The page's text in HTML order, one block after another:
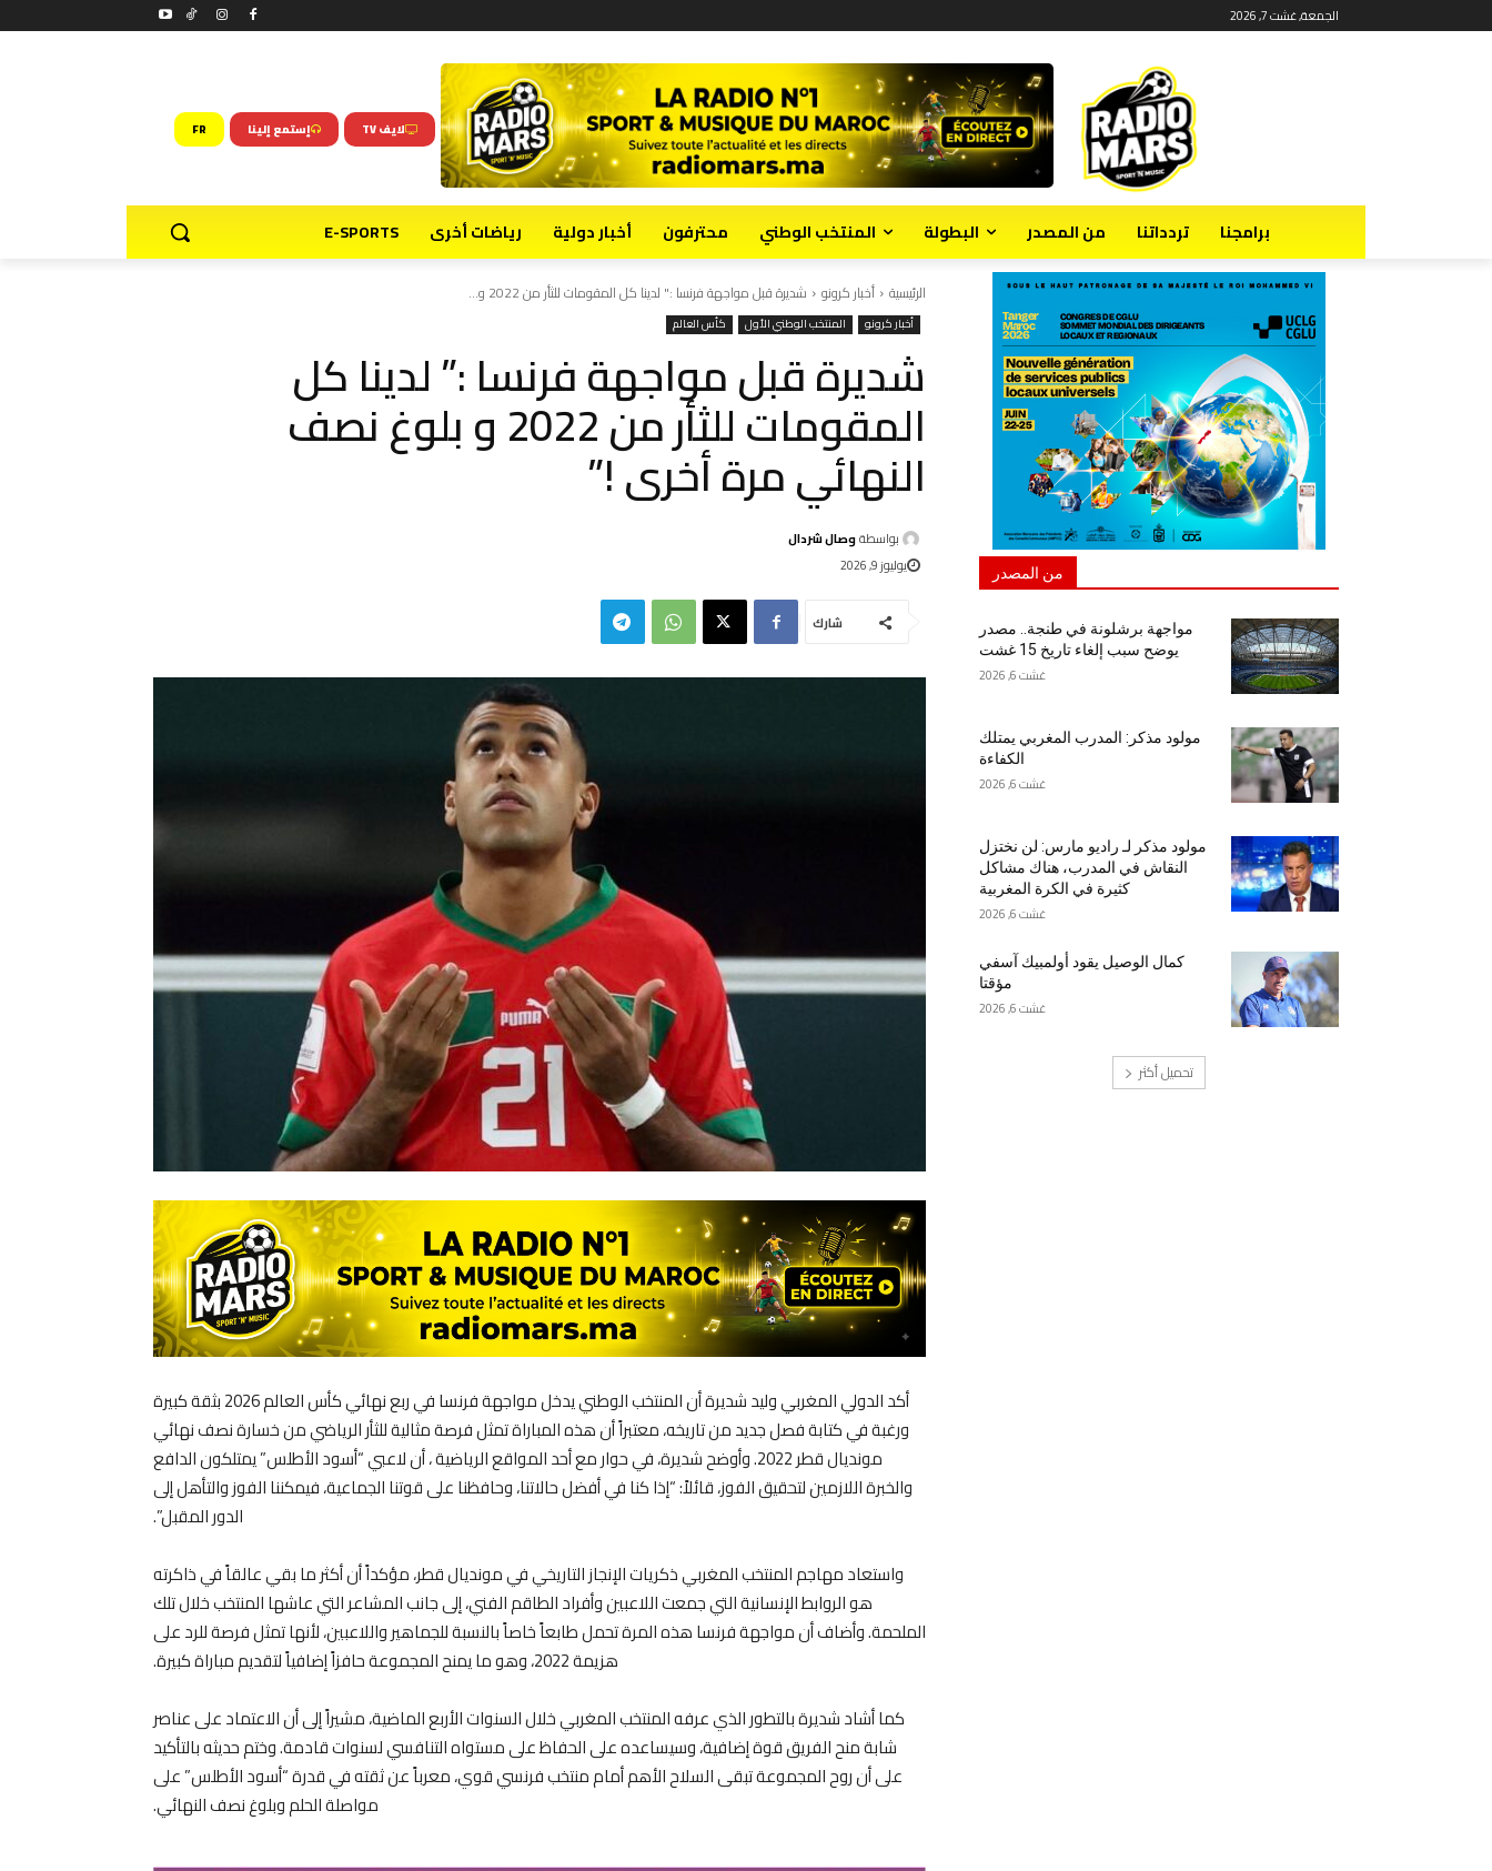
الجمعة, غشت 7, 2026
لايف TV إستمع إلينا FR
برامجنا تردداتنا من المصدر البطولة المنتخب الوطني محترفون أخبار دولية رياضات أخرى E-SPORTS
الرئيسية أخبار كرونو شديرة قبل مواجهة فرنسا :" لدينا كل المقومات للثأر من 2022 و...
أخبار كرونو المنتخب الوطني الأول كأس العالم
شديرة قبل مواجهة فرنسا :” لدينا كل
المقومات للثأر من 2022 و بلوغ نصف
النهائي مرة أخرى !”
بواسطةوصال شردال
يوليوز 9, 2026
شارك
أكد الدولي المغربي وليد شديرة أن المنتخب الوطني يدخل مواجهة فرنسا في ربع نهائي كأس العالم 2026 بثقة كبيرة
ورغبة في كتابة فصل جديد من تاريخه، معتبراً أن هذه المباراة تمثل فرصة مثالية للثأر الرياضي من خسارة نصف نهائي
مونديال قطر 2022. وأوضح شديرة، في حوار مع أحد المواقع الرياضية ، أن لاعبي “أسود الأطلس” يمتلكون الدافع
والخبرة اللازمين لتحقيق الفوز، قائلاً: “إذا كنا في أفضل حالاتنا، وحافظنا على قوتنا الجماعية، فيمكننا الفوز والتأهل إلى
الدور المقبل”.
واستعاد مهاجم المنتخب المغربي ذكريات الإنجاز التاريخي في مونديال قطر، مؤكداً أن أكثر ما بقي عالقاً في ذاكرته
هو الروابط الإنسانية التي جمعت اللاعبين وأفراد الطاقم الفني، إلى جانب المشاعر التي عاشها المنتخب خلال تلك
الملحمة. وأضاف أن مواجهة فرنسا هذه المرة تحمل طابعاً خاصاً بالنسبة للجماهير واللاعبين، لأنها تمثل فرصة للرد على
هزيمة 2022، وهو ما يمنح المجموعة حافزاً إضافياً لتقديم مباراة كبيرة.
كما أشاد شديرة بالتطور الذي عرفه المنتخب المغربي خلال السنوات الأربع الماضية، مشيراً إلى أن الاعتماد على عناصر
شابة منح الفريق قوة إضافية، وسيساعده على الحفاظ على مستواه التنافسي لسنوات قادمة. وختم حديثه بالتأكيد
على أن روح المجموعة تبقى السلاح الأهم أمام منتخب فرنسي قوي، معرباً عن ثقته في قدرة “أسود الأطلس” على
مواصلة الحلم وبلوغ نصف النهائي.
من المصدر
مواجهة برشلونة في طنجة.. مصدر
يوضح سبب إلغاء تاريخ 15 غشت
غشت 6, 2026
مولود مذكر: المدرب المغربي يمتلك
الكفاءة
غشت 6, 2026
مولود مذكر لـ راديو مارس: لن نختزل
النقاش في المدرب، هناك مشاكل
كثيرة في الكرة المغربية
غشت 6, 2026
كمال الوصيل يقود أولمبيك آسفي
مؤقتا
غشت 6, 2026
تحميل أكثر